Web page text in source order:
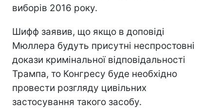
виборів 2016 року.
Шифф заявив, що якщо в доповіді
Мюллера будуть присутні неспростовні
докази кримінальної відповідальності
Трампа, то Конгресу буде необхідно
провести розгляду цивільних
застосування такого засобу.